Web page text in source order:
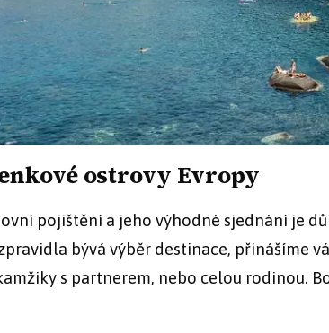
ostrovy Evropy
pojištění a jeho výhodné sjednání je
bývá výběr destinace, přinášíme
s partnerem, nebo celou rodinou.